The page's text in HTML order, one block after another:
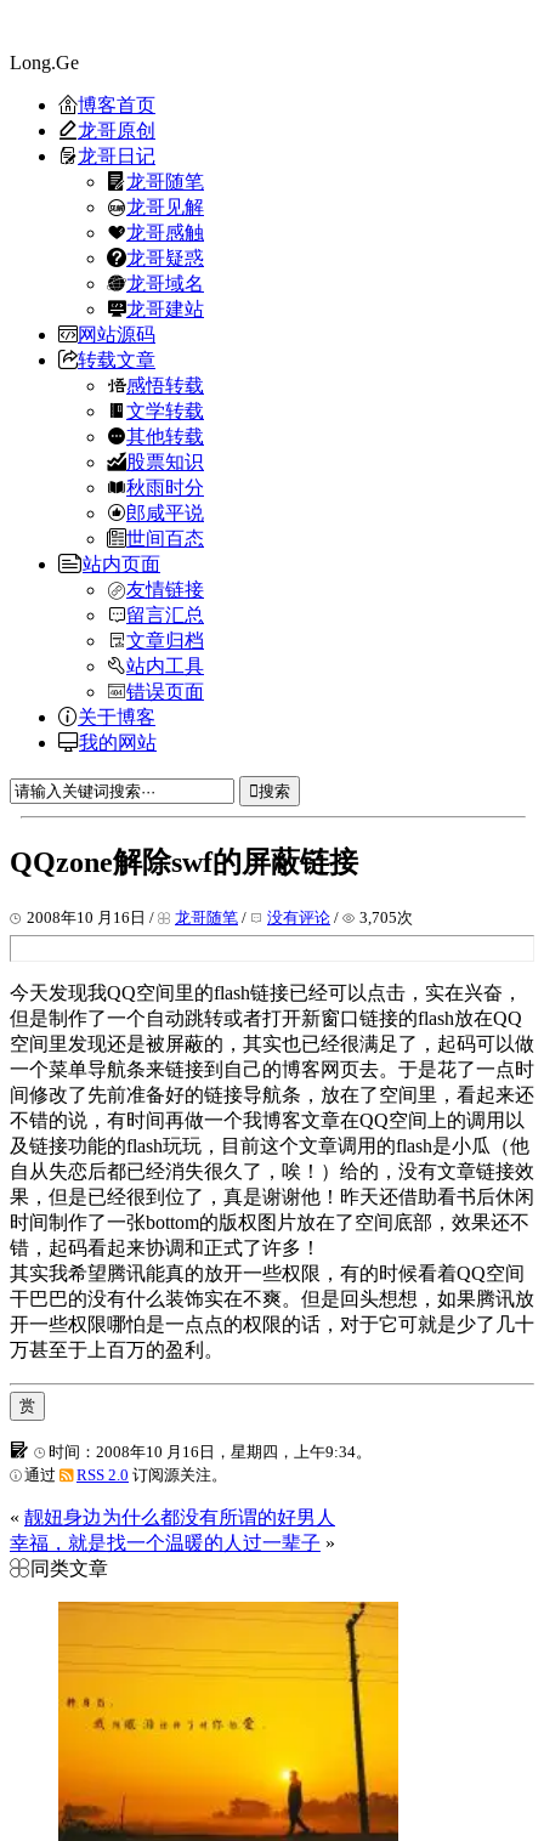
Long.Ge
博客首页
龙哥原创
龙哥日记
龙哥随笔
龙哥见解
龙哥感触
龙哥疑惑
龙哥域名
龙哥建站
网站源码
转载文章
感悟转载
文学转载
其他转载
股票知识
秋雨时分
郎咸平说
世间百态
站内页面
友情链接
留言汇总
文章归档
站内工具
错误页面
关于博客
我的网站
搜索
QQzone解除swf的屏蔽链接
2008年10 月16日 / 龙哥随笔 / 没有评论 / 3,705次
今天发现我QQ空间里的flash链接已经可以点击，实在兴奋，
但是制作了一个自动跳转或者打开新窗口链接的flash放在QQ
空间里发现还是被屏蔽的，其实也已经很满足了，起码可以做
一个菜单导航条来链接到自己的博客网页去。于是花了一点时
间修改了先前准备好的链接导航条，放在了空间里，看起来还
不错的说，有时间再做一个我博客文章在QQ空间上的调用以
及链接功能的flash玩玩，目前这个文章调用的flash是小瓜（他
自从失恋后都已经消失很久了，唉！）给的，没有文章链接效
果，但是已经很到位了，真是谢谢他！昨天还借助看书后休闲
时间制作了一张bottom的版权图片放在了空间底部，效果还不
错，起码看起来协调和正式了许多！
其实我希望腾讯能真的放开一些权限，有的时候看着QQ空间
干巴巴的没有什么装饰实在不爽。但是回头想想，如果腾讯放
开一些权限哪怕是一点点的权限的话，对于它可就是少了几十
万甚至于上百万的盈利。
赏
时间：2008年10 月16日，星期四，上午9:34。
通过
RSS 2.0 订阅源关注。
« 靓妞身边为什么都没有所谓的好男人
幸福，就是找一个温暖的人过一辈子 »
同类文章